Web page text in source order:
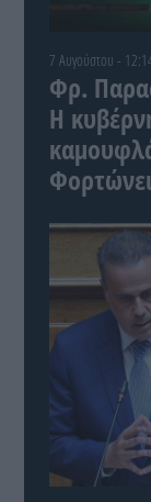
7 Αυγούστου -
Φρ.
Η